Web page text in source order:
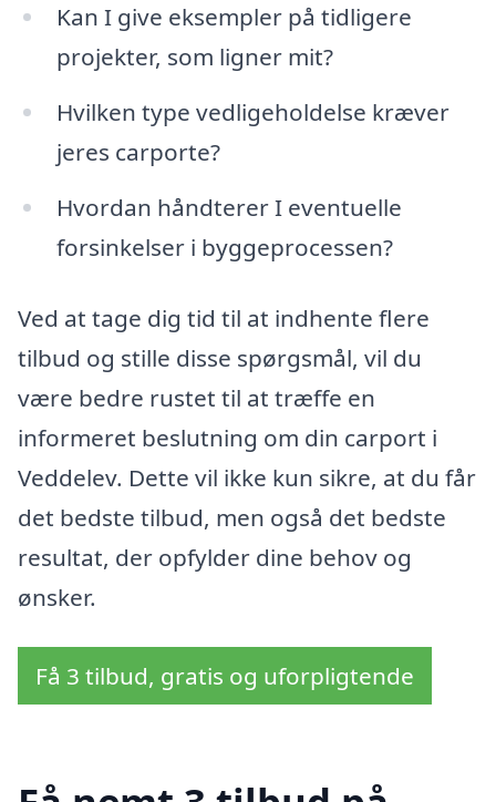
Kan I give eksempler på tidligere
projekter, som ligner mit?
Hvilken type vedligeholdelse kræver
jeres carporte?
Hvordan håndterer I eventuelle
forsinkelser i byggeprocessen?
Ved at tage dig tid til at indhente flere
tilbud og stille disse spørgsmål, vil du
være bedre rustet til at træffe en
informeret beslutning om din carport i
Veddelev. Dette vil ikke kun sikre, at du får
det bedste tilbud, men også det bedste
resultat, der opfylder dine behov og
ønsker.
Få 3 tilbud, gratis og uforpligtende